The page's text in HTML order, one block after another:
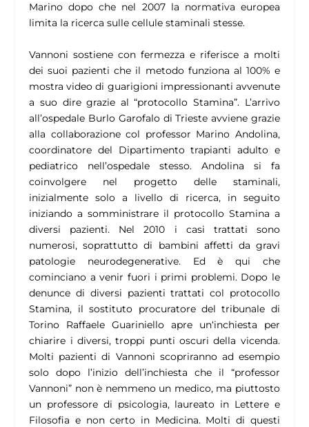
Marino dopo che nel 2007 la normativa europea
limita la ricerca sulle cellule staminali stesse.
Vannoni sostiene con fermezza e riferisce a molti
dei suoi pazienti che il metodo funziona al 100% e
mostra video di guarigioni impressionanti avvenute
a suo dire grazie al “protocollo Stamina”. L’arrivo
all’ospedale Burlo Garofalo di Trieste avviene grazie
alla collaborazione col professor Marino Andolina,
coordinatore del Dipartimento trapianti adulto e
pediatrico nell’ospedale stesso. Andolina si fa
coinvolgere nel progetto delle staminali,
inizialmente solo a livello di ricerca, in seguito
iniziando a somministrare il protocollo Stamina a
diversi pazienti. Nel 2010 i casi trattati sono
numerosi, soprattutto di bambini affetti da gravi
patologie neurodegenerative. Ed è qui che
cominciano a venir fuori i primi problemi. Dopo le
denunce di diversi pazienti trattati col protocollo
Stamina, il sostituto procuratore del tribunale di
Torino Raffaele Guariniello apre un‘inchiesta per
chiarire i diversi, troppi punti oscuri della vicenda.
Molti pazienti di Vannoni scopriranno ad esempio
solo dopo l’inizio dell’inchiesta che il “professor
Vannoni” non è nemmeno un medico, ma piuttosto
un professore di psicologia, laureato in Lettere e
Filosofia e non certo in Medicina. Molti di questi